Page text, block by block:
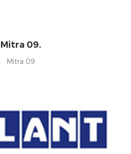
Mitra 09.
Mitra 09